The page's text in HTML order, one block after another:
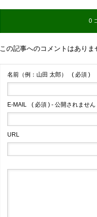
0
この記事へのコメントはありま
名前（例：山田 太郎） ( 必須 )
E-MAIL ( 必須 ) - 公開されません
URL